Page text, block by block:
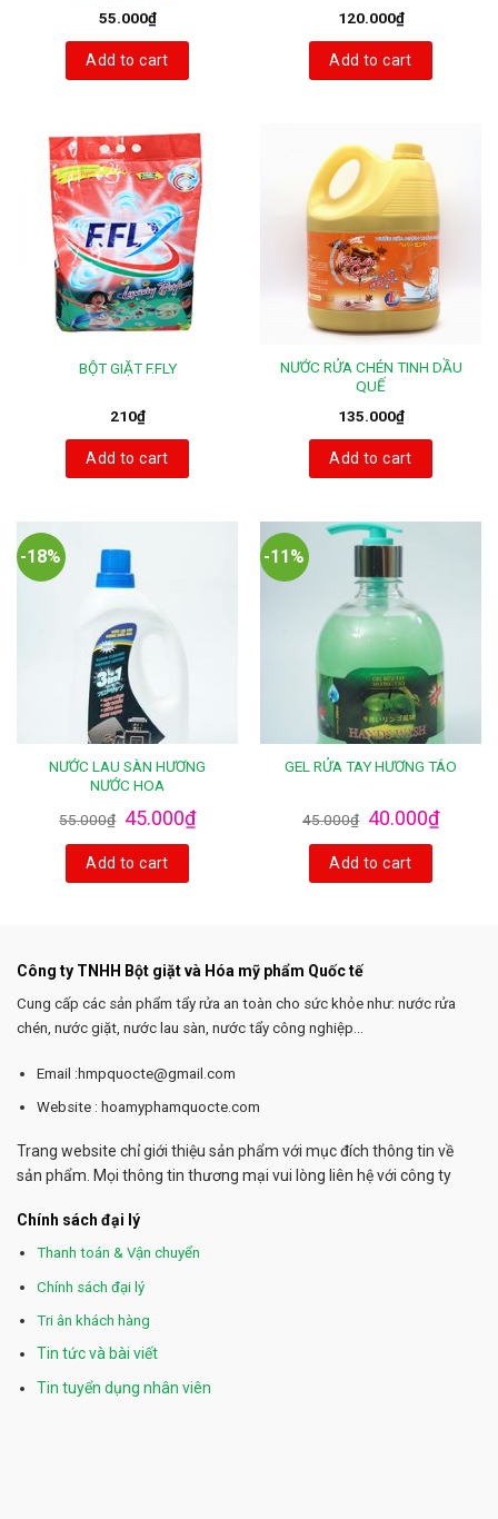
55.000₫
Add to cart
120.000₫
Add to cart
BỘT GIẶT F.FLY
210₫
Add to cart
NƯỚC RỬA CHÉN TINH DẦU
QUẾ
135.000₫
Add to cart
-18%
NƯỚC LAU SÀN HƯƠNG
NƯỚC HOA
55.000₫ 45.000₫
Add to cart
-11%
GEL RỬA TAY HƯƠNG TÁO
45.000₫ 40.000₫
Add to cart
Công ty TNHH Bột giặt và Hóa mỹ phẩm Quốc tế
Cung cấp các sản phẩm tẩy rửa an toàn cho sức khỏe như: nước rửa
chén, nước giặt, nước lau sàn, nước tẩy công nghiệp...
Email :hmpquocte@gmail.com
Website : hoamyphamquocte.com
Trang website chỉ giới thiệu sản phẩm với mục đích thông tin về
sản phẩm. Mọi thông tin thương mại vui lòng liên hệ với công ty
Chính sách đại lý
Thanh toán & Vận chuyển
Chính sách đại lý
Tri ân khách hàng
Tin tức và bài viết
Tin tuyển dụng nhân viên